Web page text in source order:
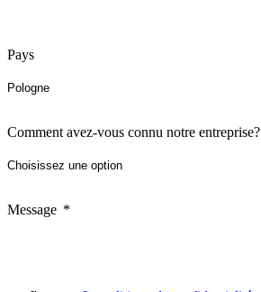
Pays
Comment avez-vous connu notre entreprise?
Message